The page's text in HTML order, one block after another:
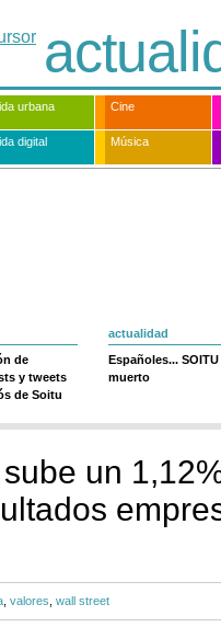
urbana Cine
digital Música
de
y tweets
de Soitu
actualidad
Españoles... SOITU
muerto
un
valores wall street